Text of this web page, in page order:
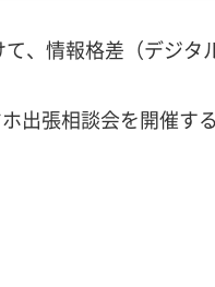
、情報格差（デジ
出張相談会を開催す